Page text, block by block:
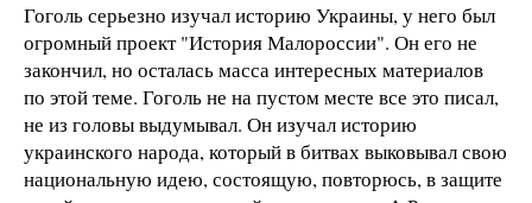
Гоголь серьезно изучал историю Украины, у него был
огромный проект "История Малороссии". Он его не
закончил, но осталась масса интересных материалов
по этой теме. Гоголь не на пустом месте все это писал,
не из головы выдумывал. Он изучал историю
украинского народа, который в битвах выковывал свою
национальную идею, состоящую, повторюсь, в защите